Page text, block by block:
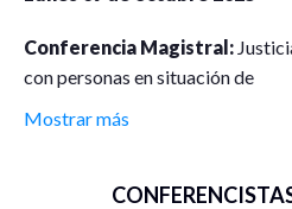
Conferencia Magistral:
con personas en situación de
Trabajo Social, Facultad de
Mostrar más